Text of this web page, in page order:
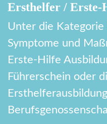
Ersthelfer / Erste-
Unter die Kategorie
Symptome und
Erste-Hilfe
Führerschein oder